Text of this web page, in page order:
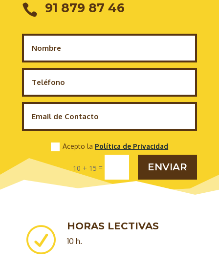
 91 879 87 46
Acepto la Política de Privacidad
10 + 15 = ENVIAR
R HORAS LECTIVAS
10 h.